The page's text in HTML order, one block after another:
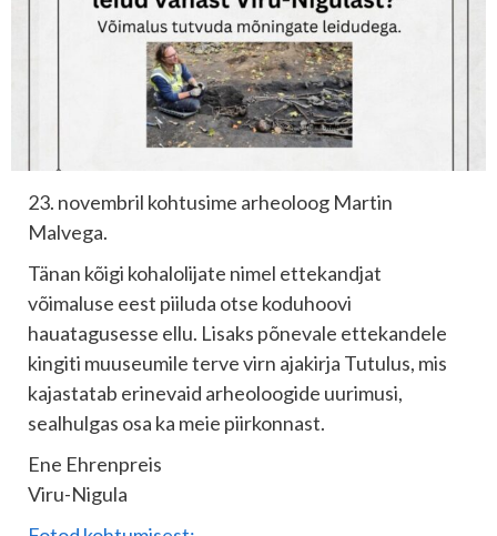
23. novembril kohtusime arheoloog Martin
Malvega.
Tänan kõigi kohalolijate nimel ettekandjat
võimaluse eest piiluda otse koduhoovi
hauatagusesse ellu. Lisaks põnevale ettekandele
kingiti muuseumile terve virn ajakirja Tutulus, mis
kajastatab erinevaid arheoloogide uurimusi,
sealhulgas osa ka meie piirkonnast.
Ene Ehrenpreis
Viru-Nigula